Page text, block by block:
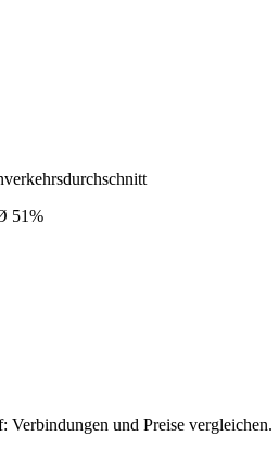
51%
und Preise vergleichen.